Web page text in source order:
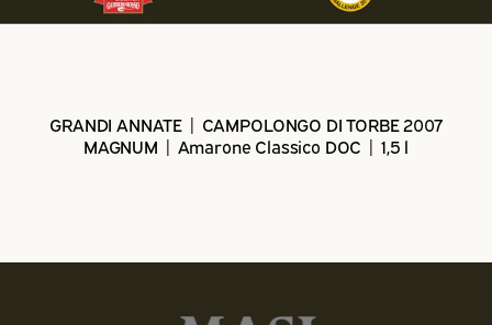
GRANDI ANNATE | CAMPOLONGO DI TORBE 2007
MAGNUM | Amarone Classico DOC | 1,5 l